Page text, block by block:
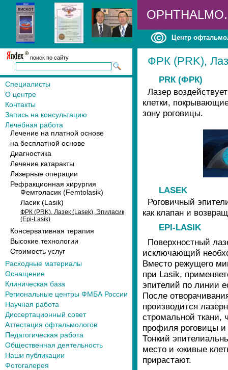
Центр
поиск по сайту
Специалисты
О центре
Контакты
Запись на консультацию
Лечебная работа
Лечение на платной основе
на бесплатной основе
Диагностика
Лечение катаракты
Лазерные операции
Рефракционная хирургия
Фемтоласик (Femtolasik)
Ласик (Lasik)
ФРК (PRK), Лазек (Lasek), Эпиласик
(Epi-Lasik)
Консервативная терапия
Высокие технологии
Стоимость услуг
Расходные материалы
Оснащение
Клиническая база
Региональные центры ФМБА России
Научная работа
Диссертационный совет
Аттестация офтальмологов
Педагогическая работа
Общественная деятельность
Наши публикации
Фотогалерея
ФРК (PRK),
PRК (ФРК)
Лазер
клетки,
зону роговицы.
LASEK
Роговичный
как клапан и
EPI-LASIK
Поверхностный
исключающий
Вместо режущего
при Lasik,
эпителий по линии
После
производится
стромальной ткани,
профиля роговицы
Тонкий
место и «живые
прирастают.